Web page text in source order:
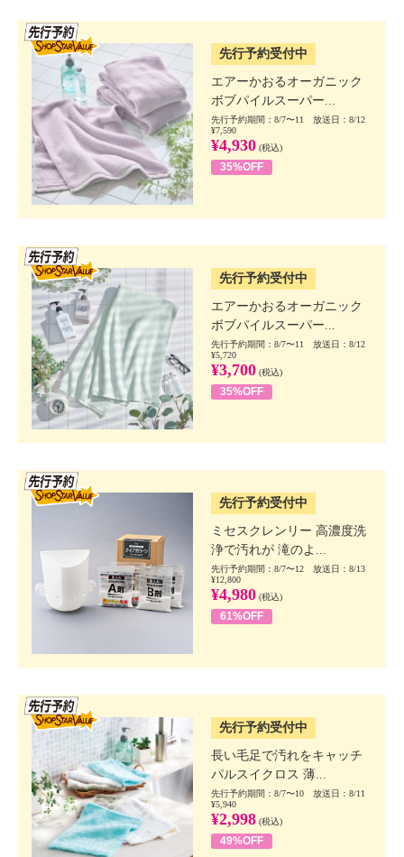
先行予約受付中
エアーかおるオーガニック
ボブパイルスーパー...
先行予約期間：8/7〜11 放送日：8/12
¥7,590
¥4,930 (税込)
35%OFF
先行予約受付中
エアーかおるオーガニック
ボブパイルスーパー...
先行予約期間：8/7〜11 放送日：8/12
¥5,720
¥3,700 (税込)
35%OFF
先行予約受付中
ミセスクレンリー 高濃度洗
浄で汚れが 滝のよ...
先行予約期間：8/7〜12 放送日：8/13
¥12,800
¥4,980 (税込)
61%OFF
先行予約受付中
長い毛足で汚れをキャッチ
パルスイクロス 薄...
先行予約期間：8/7〜10 放送日：8/11
¥5,940
¥2,998 (税込)
49%OFF